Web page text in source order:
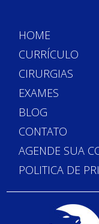
HOME
CURRÍCULO
CIRURGIAS
EXAMES
BLOG
CONTATO
AGENDE SUA
POLITICA DE